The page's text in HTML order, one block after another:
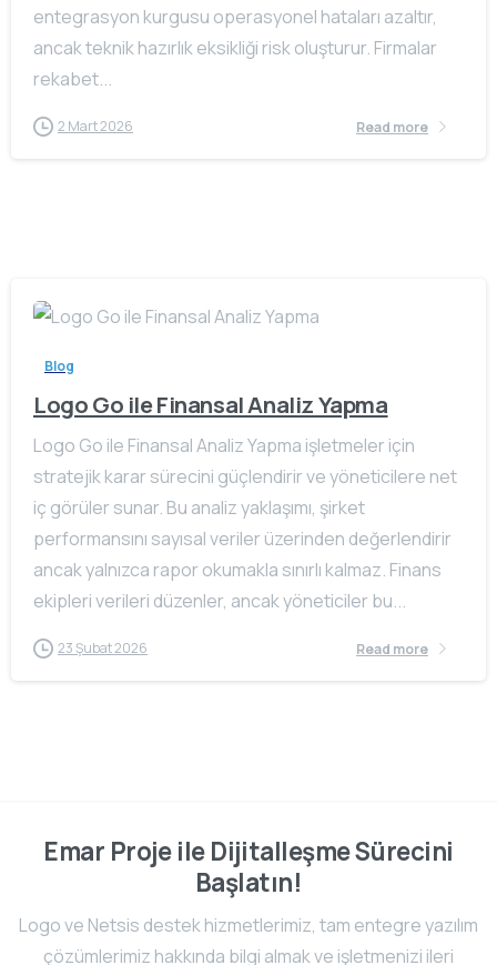
entegrasyon kurgusu operasyonel hataları azaltır,
ancak teknik hazırlık eksikliği risk oluşturur. Firmalar
rekabet...
2 Mart 2026 Read more
Blog
Logo Go ile Finansal Analiz Yapma
Logo Go ile Finansal Analiz Yapma işletmeler için
stratejik karar sürecini güçlendirir ve yöneticilere net
iç görüler sunar. Bu analiz yaklaşımı, şirket
performansını sayısal veriler üzerinden değerlendirir
ancak yalnızca rapor okumakla sınırlı kalmaz. Finans
ekipleri verileri düzenler, ancak yöneticiler bu...
23 Şubat 2026 Read more
Emar Proje ile Dijitalleşme Sürecini
Başlatın!
Logo ve Netsis destek hizmetlerimiz, tam entegre yazılım
çözümlerimiz hakkında bilgi almak ve işletmenizi ileri